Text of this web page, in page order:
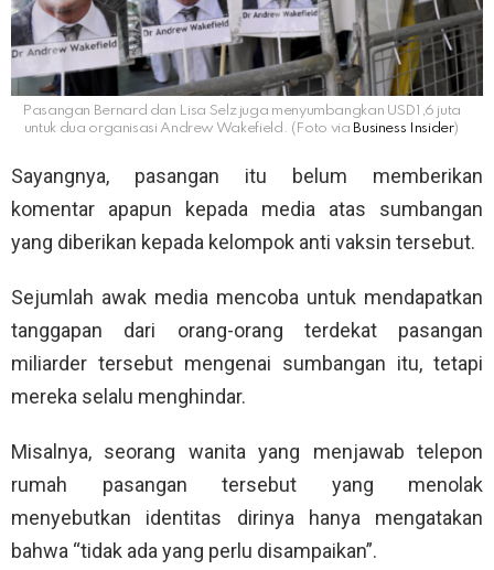
Pasangan Bernard dan Lisa Selz juga menyumbangkan USD1,6 juta
untuk dua organisasi Andrew Wakefield. (Foto via Business Insider)
Sayangnya, pasangan itu belum memberikan
komentar apapun kepada media atas sumbangan
yang diberikan kepada kelompok anti vaksin tersebut.
Sejumlah awak media mencoba untuk mendapatkan
tanggapan dari orang-orang terdekat pasangan
miliarder tersebut mengenai sumbangan itu, tetapi
mereka selalu menghindar.
Misalnya, seorang wanita yang menjawab telepon
rumah pasangan tersebut yang menolak
menyebutkan identitas dirinya hanya mengatakan
bahwa “tidak ada yang perlu disampaikan”.